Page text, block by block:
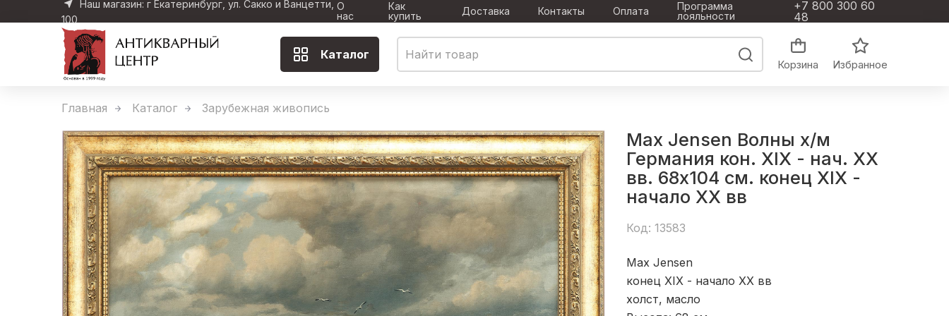
Наш магазин: г Екатеринбург, ул. Сакко и Ванцетти,
100
О
нас
Как
купить
Доставка Контакты Оплата
Программа
лояльности
+7 800 300 60
48
Каталог
Корзина Избранное
Главная Каталог Зарубежная живопись
Max Jensen Волны х/м
Германия кон. XIX - нач. ХХ
вв. 68x104 см. конец XIX -
начало ХХ вв
Код: 13583
Max Jensen
конец XIX - начало ХХ вв
холст, масло